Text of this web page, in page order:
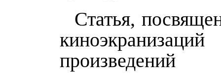
Статья,
киноэкранизаций
произведений